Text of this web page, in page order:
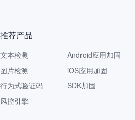
推荐产品
文本检测
图片检测
行为式验证码
风控引擎
Android应用加固
iOS应用加固
SDK加固